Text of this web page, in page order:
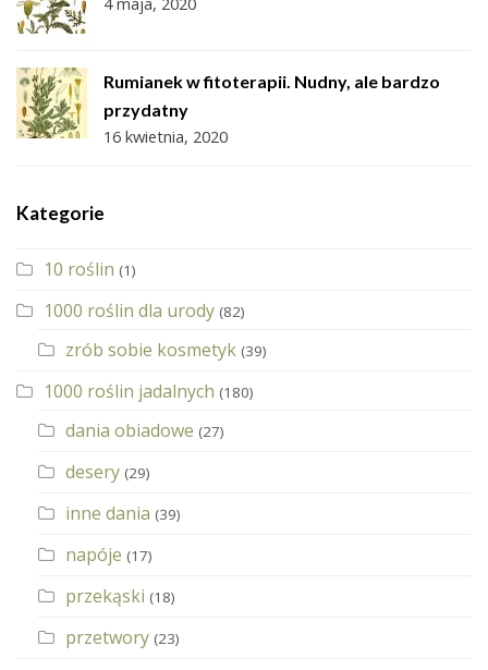
Rumianek w fitoterapii. Nudny, ale bardzo
przydatny
16 kwietnia, 2020
Kategorie
10 roślin (1)
1000 roślin dla urody (82)
zrób sobie kosmetyk (39)
1000 roślin jadalnych (180)
dania obiadowe (27)
desery (29)
inne dania (39)
napóje (17)
przekąski (18)
przetwory (23)